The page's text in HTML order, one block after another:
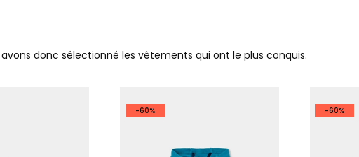
donc sélectionné les vêtements qui ont le plus conquis.
-60% -60%